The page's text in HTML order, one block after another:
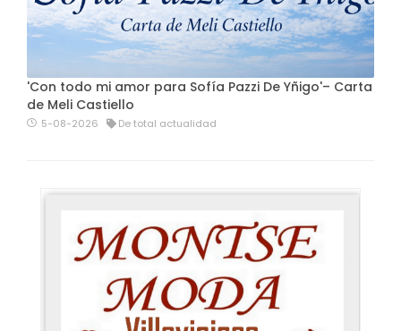
'Con todo mi amor para Sofía Pazzi De Yñigo'– Carta
de Meli Castiello
5-08-2026 De total actualidad